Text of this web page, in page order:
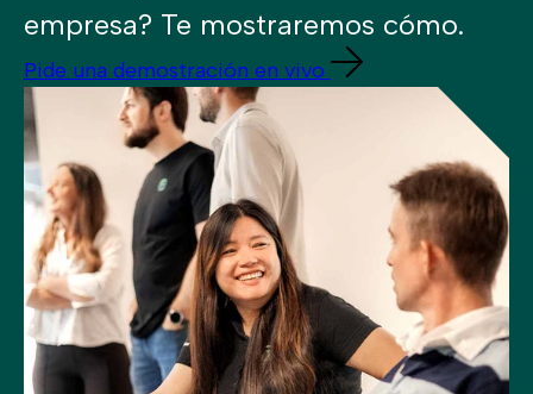
empresa? Te mostraremos cómo.
Pide una demostración en vivo